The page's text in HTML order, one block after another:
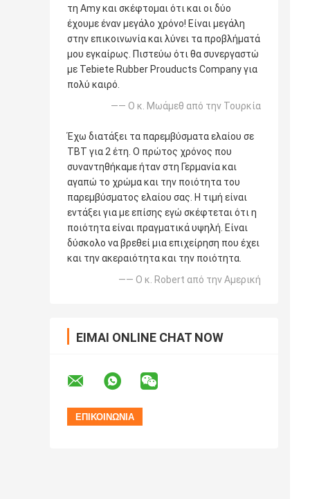
τη Amy και σκέφτομαι ότι και οι δύο
έχουμε έναν μεγάλο χρόνο! Είναι μεγάλη
στην επικοινωνία και λύνει τα προβλήματά
μου εγκαίρως. Πιστεύω ότι θα συνεργαστώ
με Tebiete Rubber Prouducts Company για
πολύ καιρό.
—— Ο κ. Μωάμεθ από την Τουρκία
Έχω διατάξει τα παρεμβύσματα ελαίου σε
TBT για 2 έτη. Ο πρώτος χρόνος που
συναντηθήκαμε ήταν στη Γερμανία και
αγαπώ το χρώμα και την ποιότητα του
παρεμβύσματος ελαίου σας. Η τιμή είναι
εντάξει για με επίσης εγώ σκέφτεται ότι η
ποιότητα είναι πραγματικά υψηλή. Είναι
δύσκολο να βρεθεί μια επιχείρηση που έχει
και την ακεραιότητα και την ποιότητα.
—— Ο κ. Robert από την Αμερική
ΕΊΜΑΙ ONLINE CHAT NOW